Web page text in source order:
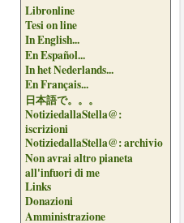
Libronline
Tesi on line
In English...
En Español...
In het Nederlands...
En Français...
日本語で。。。
NotiziedallaStella@:
iscrizioni
NotiziedallaStella@: archivio
Non avrai altro pianeta
all'infuori di me
Links
Donazioni
Amministrazione